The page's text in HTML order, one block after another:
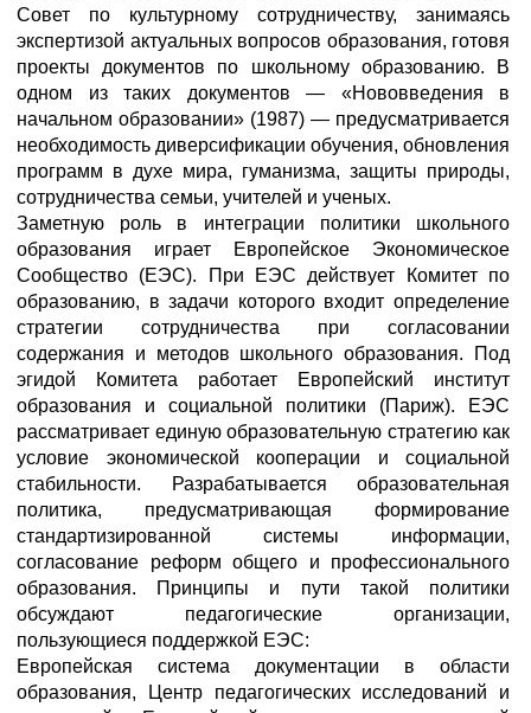
Совет по культурному сотрудничеству, занимаясь
экспертизой актуальных вопросов образования, готовя
проекты документов по школьному образованию. В
одном из таких документов — «Нововведения в
начальном образовании» (1987) — предусматривается
необходимость диверсификации обучения, обновления
программ в духе мира, гуманизма, защиты природы,
сотрудничества семьи, учителей и ученых.
Заметную роль в интеграции политики школьного
образования играет Европейское Экономическое
Сообщество (ЕЭС). При ЕЭС действует Комитет по
образованию, в задачи которого входит определение
стратегии сотрудничества при согласовании
содержания и методов школьного образования. Под
эгидой Комитета работает Европейский институт
образования и социальной политики (Париж). ЕЭС
рассматривает единую образовательную стратегию как
условие экономической кооперации и социальной
стабильности. Разрабатывается образовательная
политика, предусматривающая формирование
стандартизированной системы информации,
согласование реформ общего и профессионального
образования. Принципы и пути такой политики
обсуждают педагогические организации,
пользующиеся поддержкой ЕЭС:
Европейская система документации в области
образования, Центр педагогических исследований и